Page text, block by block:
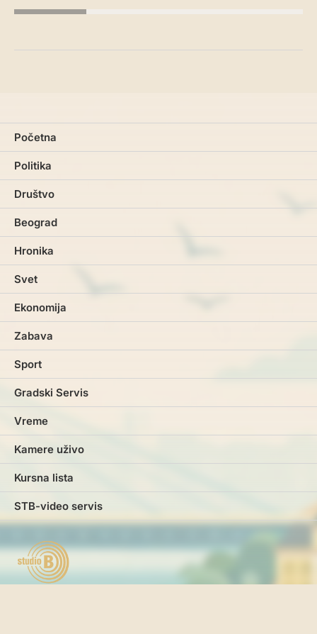
Početna
Politika
Društvo
Beograd
Hronika
Svet
Ekonomija
Zabava
Sport
Gradski Servis
Vreme
Kamere uživo
Kursna lista
STB-video servis